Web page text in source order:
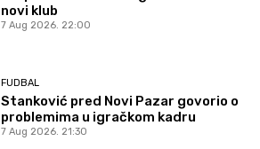
novi klub
7 Aug 2026. 22:00
FUDBAL
Stanković pred Novi Pazar govorio o
problemima u igračkom kadru
7 Aug 2026. 21:30